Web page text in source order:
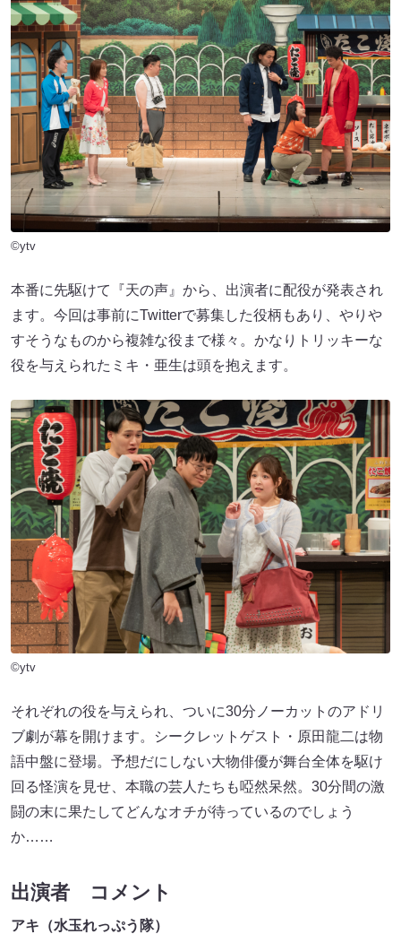
©ytv
本番に先駆けて『天の声』から、出演者に配役が発表され
ます。今回は事前にTwitterで募集した役柄もあり、やりや
すそうなものから複雑な役まで様々。かなりトリッキーな
役を与えられたミキ・亜生は頭を抱えます。
©ytv
それぞれの役を与えられ、ついに30分ノーカットのアドリ
ブ劇が幕を開けます。シークレットゲスト・原田龍二は物
語中盤に登場。予想だにしない大物俳優が舞台全体を駆け
回る怪演を見せ、本職の芸人たちも啞然呆然。30分間の激
闘の末に果たしてどんなオチが待っているのでしょう
か……
出演者 コメント
アキ（水玉れっぷう隊）